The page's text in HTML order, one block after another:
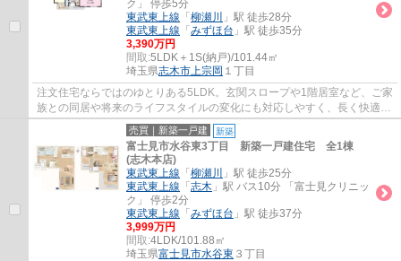
ク」 停歩5分
東武東上線 「 柳瀬川
」駅 徒歩28分
東武東上線 「 みずほ台 」駅 徒歩35分
3,390万円
間取:5LDK＋1S(納戸)/101.44㎡
埼玉県志木市上宗岡 １丁目
注文住宅ならではのゆとりある5LDK。玄関スロープや1階居室など、ご家
族との同居や将来のライフスタイルの変化にも対応しやすく、長く快適に
暮らせます。内装リフォーム済で気持ちよく...
売買｜新築一戸建 新築
富士見市水谷東3丁目 新築一戸建住宅 全1棟
(志木本店)
東武東上線 「 柳瀬川
」駅 徒歩25分
東武東上線 「 志木 」駅 バス10分 「富士見クリニッ
ク」 停歩2分
東武東上線 「 みずほ台 」駅 徒歩37分
3,999万円
間取:4LDK/101.88㎡
埼玉県富士見市水谷東 ３丁目